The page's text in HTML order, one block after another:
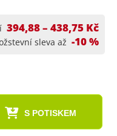
394,88 – 438,75 Kč
sleva až -10 %
S POTISKEM